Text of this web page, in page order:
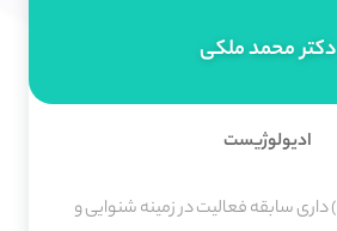
دکتر محمد ملکی
ادیولوژیست
(نظام پزشکی 1992) داری سابقه فعالیت در زمینه شنوایی و